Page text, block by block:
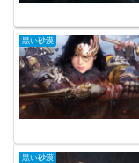
黒い砂漠
黒い砂漠